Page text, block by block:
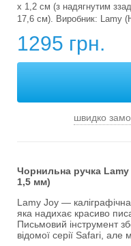
х 1,2 см (з надягнутим
17,6 см). Виробник: Lamy
1295 грн.
швидко
Чорнильна ручка
1,5 мм)
Lamy Joy —
яка надихає красиво
Письмовий інструмент
відомої серії Safari, але